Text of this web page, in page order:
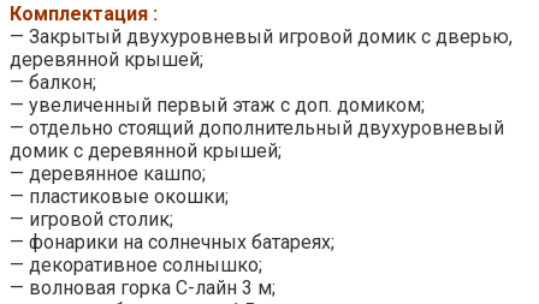
Комплектация :
— Закрытый двухуровневый игровой домик с дверью,
деревянной крышей;
— балкон;
— увеличенный первый этаж с доп. домиком;
— отдельно стоящий дополнительный двухуровневый
домик с деревянной крышей;
— деревянное кашпо;
— пластиковые окошки;
— игровой столик;
— фонарики на солнечных батареях;
— декоративное солнышко;
— волновая горка С-лайн 3 м;